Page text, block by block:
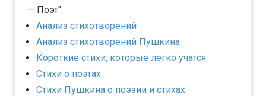
— Поэт":
Анализ стихотворений
Анализ стихотворений Пушкина
Короткие стихи, которые легко учатся
Стихи о поэтах
Стихи Пушкина о поэзии и стихах